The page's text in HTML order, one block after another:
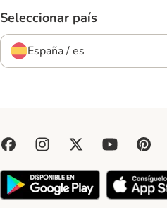
Seleccionar país
España / es